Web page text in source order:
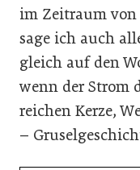
im Zeitraum von
sage ich auch
gleich auf den
wenn der Strom
reichen Kerze,
–